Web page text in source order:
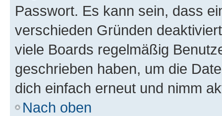
Passwort. Es kann sein, dass
verschieden Gründen
viele Boards regelmäßig
geschrieben haben, um die
dich einfach erneut und nimm
Nach oben